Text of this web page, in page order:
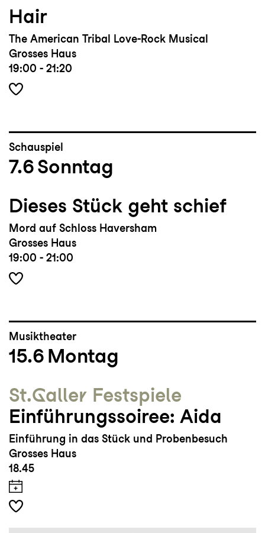
Hair
The American Tribal Love-Rock Musical
Grosses Haus
19:00 - 21:20
Schauspiel
7.6Sonntag
Dieses Stück geht schief
Mord auf Schloss Haversham
Grosses Haus
19:00 - 21:00
Musiktheater
15.6 Montag
St.Galler Festspiele
Einführungssoiree: Aida
Einführung in das Stück und Probenbesuch
Grosses Haus
18.45